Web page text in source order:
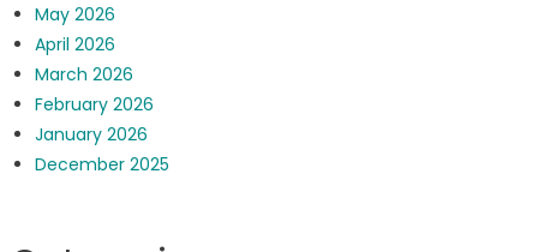
May 2026
April 2026
March 2026
February 2026
January 2026
December 2025